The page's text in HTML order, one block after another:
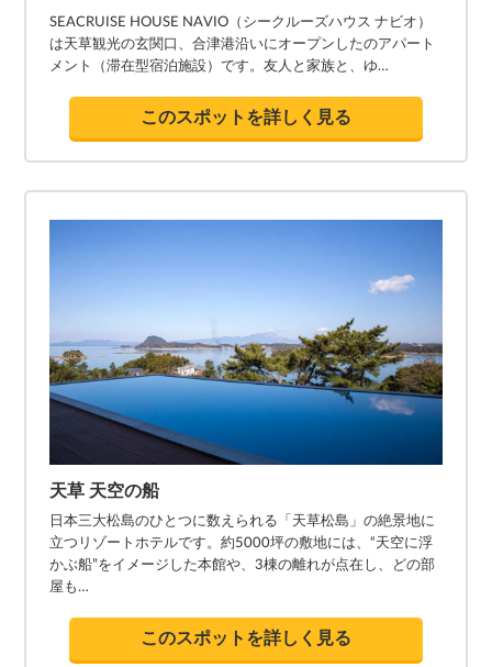
SEACRUISE HOUSE NAVIO（シークルーズハウス ナビオ）
は天草観光の玄関口、合津港沿いにオープンしたのアパート
メント（滞在型宿泊施設）です。友人と家族と、ゆ…
このスポットを詳しく見る
天草 天空の船
日本三大松島のひとつに数えられる「天草松島」の絶景地に
立つリゾートホテルです。約5000坪の敷地には、“天空に浮
かぶ船”をイメージした本館や、3棟の離れが点在し、どの部
屋も…
このスポットを詳しく見る